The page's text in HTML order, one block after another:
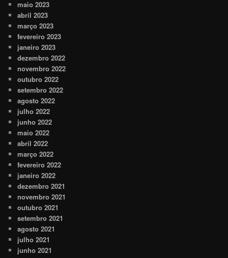
maio 2023
abril 2023
março 2023
fevereiro 2023
janeiro 2023
dezembro 2022
novembro 2022
outubro 2022
setembro 2022
agosto 2022
julho 2022
junho 2022
maio 2022
abril 2022
março 2022
fevereiro 2022
janeiro 2022
dezembro 2021
novembro 2021
outubro 2021
setembro 2021
agosto 2021
julho 2021
junho 2021